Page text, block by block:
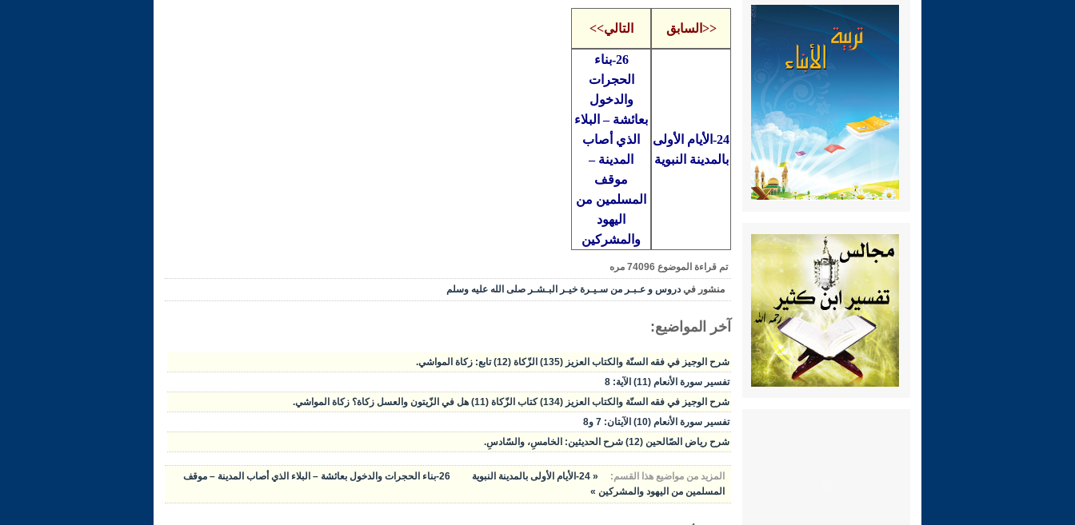
<<السابق التالي>>
24-الأيام الأولى
بالمدينة النبوية
26-بناء
الحجرات
والدخول
بعائشة – البلاء
الذي أصاب
المدينة –
موقف
المسلمين من
اليهود
والمشركين
تم قراءة الموضوع 74096 مره
منشور في دروس و عـبـر من سـيـرة خيـر البـشـر صلى الله عليه وسلم
آخر المواضيع:
شرح الوجيز في فقه السنّة والكتاب العزيز (135) الزّكاة (12) تابع: زكاة المواشي.
تفسير سورة الأنعام (11) الآية: 8
شرح الوجيز في فقه السنّة والكتاب العزيز (134) كتاب الزّكاة (11) هل في الزّيتون والعسل زكاة؟ زكاة المواشي.
تفسير سورة الأنعام (10) الآيتان: 7 و8
شرح رياض الصّالحين (12) شرح الحديثين: الخامسِ، والسّادسِ.
المزيد من مواضيع هذا القسم: « 24-الأيام الأولى بالمدينة النبوية
26-بناء الحجرات والدخول بعائشة – البلاء الذي أصاب المدينة – موقف
المسلمين من اليهود والمشركين »